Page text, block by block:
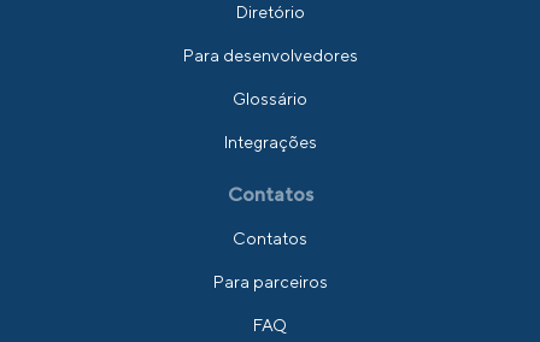
Diretório
Para desenvolvedores
Glossário
Integrações
Contatos
Contatos
Para parceiros
FAQ